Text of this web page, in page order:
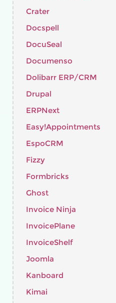
Crater
Docspell
DocuSeal
Documenso
Dolibarr ERP/CRM
Drupal
ERPNext
Easy!Appointments
EspoCRM
Fizzy
Formbricks
Ghost
Invoice Ninja
InvoicePlane
InvoiceShelf
Joomla
Kanboard
Kimai